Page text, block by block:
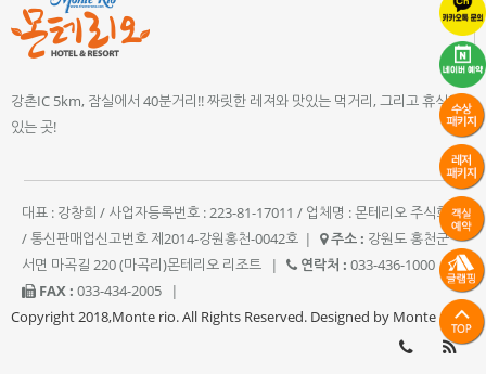
강촌IC 5km, 잠실에서 40분거리!! 짜릿한 레져와 맛있는 먹거리, 그리고 휴식이
있는 곳!
대표 : 강창희 / 사업자등록번호 : 223-81-17011 / 업체명 : 몬테리오 주식회사
/ 통신판매업신고번호 제2014-강원홍천-0042호 | 주소 : 강원도 홍천군
서면 마곡길 220 (마곡리)몬테리오 리조트
| 연락처 : 033-436-1000
|
FAX : 033-434-2005
|
Copyright 2018,Monte rio. All Rights Reserved. Designed by Monte rio.